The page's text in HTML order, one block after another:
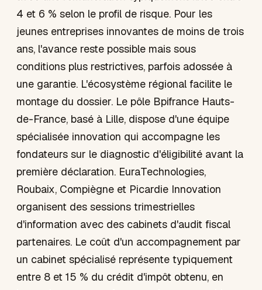
4 et 6 % selon le profil de risque. Pour les
jeunes entreprises innovantes de moins de trois
ans, l'avance reste possible mais sous
conditions plus restrictives, parfois adossée à
une garantie. L'écosystème régional facilite le
montage du dossier. Le pôle Bpifrance Hauts-
de-France, basé à Lille, dispose d'une équipe
spécialisée innovation qui accompagne les
fondateurs sur le diagnostic d'éligibilité avant la
première déclaration. EuraTechnologies,
Roubaix, Compiègne et Picardie Innovation
organisent des sessions trimestrielles
d'information avec des cabinets d'audit fiscal
partenaires. Le coût d'un accompagnement par
un cabinet spécialisé représente typiquement
entre 8 et 15 % du crédit d'impôt obtenu, en